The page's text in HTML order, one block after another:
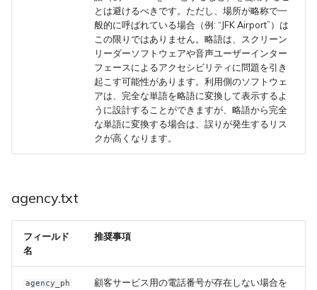
とは避けるべきです。ただし、場所が略称で一
般的に呼ばれている場合（例: “JFK Airport”）は
この限りではありません。略語は、スクリーン
リーダーソフトウェアや音声ユーザーインター
フェースによるアクセシビリティに問題を引き
起こす可能性があります。利用側のソフトウェ
アは、完全な単語を略語に変換して表示するよ
うに設計することができますが、略語から完全
な単語に変換する場合は、誤りが発生するリス
クが高くなります。
agency.txt
フィールド
名
推奨事項
agency_ph
顧客サービス用の電話番号が存在しない場合を